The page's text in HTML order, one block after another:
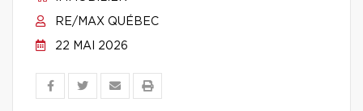
RE/MAX QUÉBEC
22 MAI 2026